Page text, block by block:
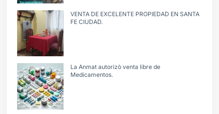
VENTA DE EXCELENTE PROPIEDAD EN SANTA
FE CIUDAD.
La Anmat autorizò venta libre de
Medicamentos.